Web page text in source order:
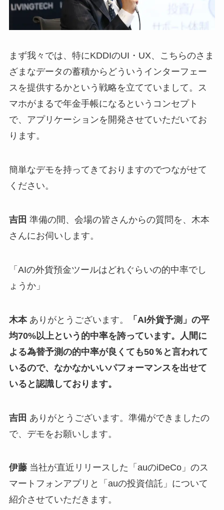
まず我々では、特にKDDIのUI・UX、こちらのさま
ざまなデータの蓄積からどういうインターフェー
スを提供するかという戦略を立てていまして。ス
マホがまるで年金手帳になるというコンセプト
で、アプリケーションを開発させていただいてお
ります。
簡単なデモを持ってきておりますのでつながせて
ください。
吉田 準備の間、会場の皆さんからの質問を、木本
さんにお伺いします。
「AIの外貨預金ツールはどれぐらいの的中率でし
ょうか」
木本ありがとうございます。
「AI外貨予測」の平
均70%以上という的中率を誇っています。人間に
よる為替予測の的中率が良くても50％と言われて
いるので、なかなかいいパフォーマンスを出せて
いると認識しております。
吉田 ありがとうございます。準備ができましたの
で、デモをお願いします。
伊藤当社が直近リリースした「auのiDeCo」のス
マートフォンアプリと「auの投資信託」について
紹介させていただきます。